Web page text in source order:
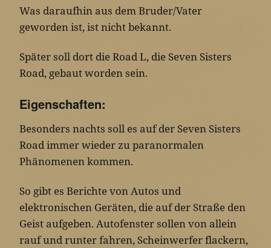
Was daraufhin aus dem Bruder/Vater
geworden ist, ist nicht bekannt.
Später soll dort die Road L, die Seven Sisters
Road, gebaut worden sein.
Eigenschaften:
Besonders nachts soll es auf der Seven Sisters
Road immer wieder zu paranormalen
Phänomenen kommen.
So gibt es Berichte von Autos und
elektronischen Geräten, die auf der Straße den
Geist aufgeben. Autofenster sollen von allein
rauf und runter fahren, Scheinwerfer flackern,